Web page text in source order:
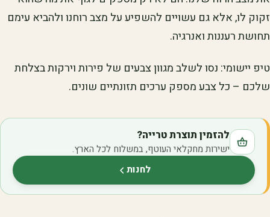
זקוק לו, אלא גם עשויים להשפיע על מצב רוחנו ולהביא עימם
תחושת רעננות ואנרגיה.
טיפ יישומי: נסו לשלב מגוון צבעים של פירות וירקות בצלחת
שלכם – כל צבע מספק ערכים תזונתיים שונים.
להזמין תוצרת טרייה?
ישירות מחקלאי העוטף, במשלוח לכל הארץ.
לחנות(נפתח בלשונית חדשה)